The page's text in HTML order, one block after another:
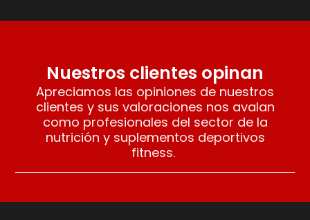
Nuestros clientes opinan
Apreciamos las opiniones de nuestros
clientes y sus valoraciones nos avalan
como profesionales del sector de la
nutrición y suplementos deportivos
fitness.